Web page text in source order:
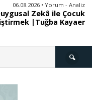
06.08.2026 • Yorum - Analiz
Zekâ ile Çocuk
|Tuğba Kayaer